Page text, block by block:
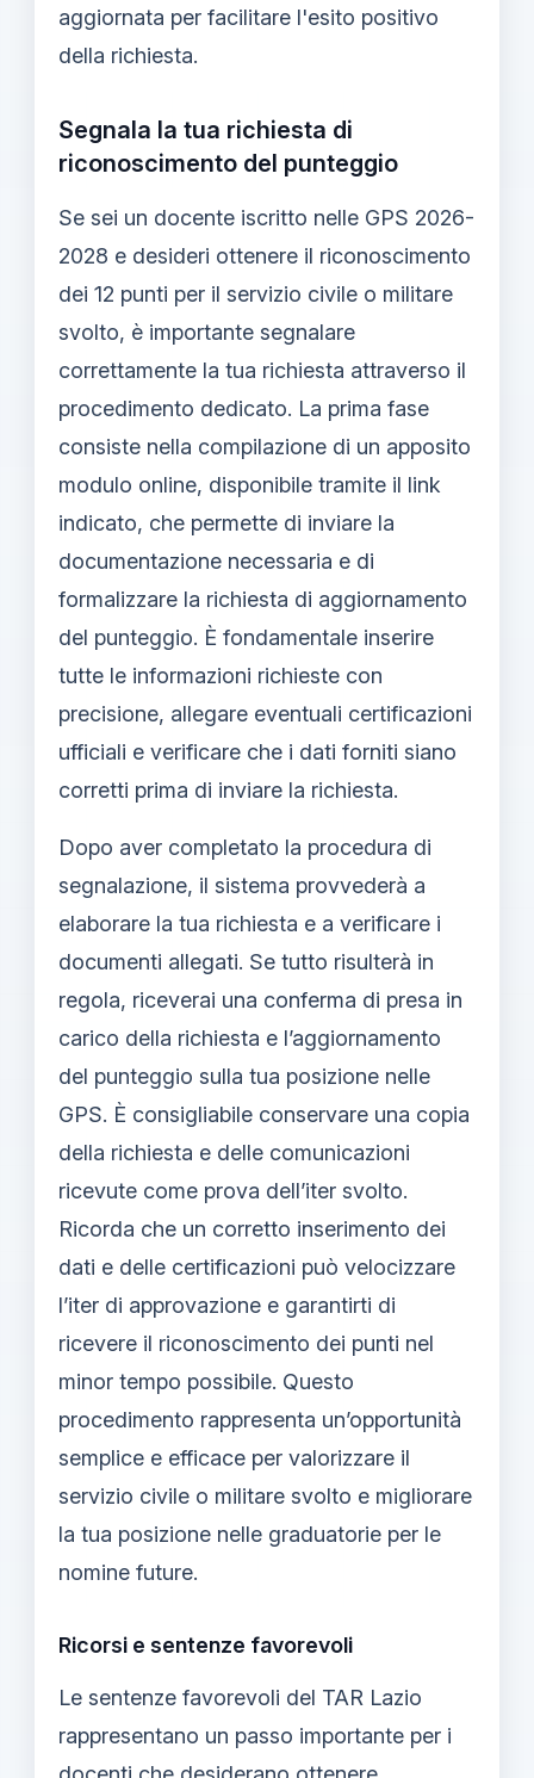
aggiornata per facilitare l'esito positivo
della richiesta.
Segnala la tua richiesta di
riconoscimento del punteggio
Se sei un docente iscritto nelle GPS 2026-
2028 e desideri ottenere il riconoscimento
dei 12 punti per il servizio civile o militare
svolto, è importante segnalare
correttamente la tua richiesta attraverso il
procedimento dedicato. La prima fase
consiste nella compilazione di un apposito
modulo online, disponibile tramite il link
indicato, che permette di inviare la
documentazione necessaria e di
formalizzare la richiesta di aggiornamento
del punteggio. È fondamentale inserire
tutte le informazioni richieste con
precisione, allegare eventuali certificazioni
ufficiali e verificare che i dati forniti siano
corretti prima di inviare la richiesta.
Dopo aver completato la procedura di
segnalazione, il sistema provvederà a
elaborare la tua richiesta e a verificare i
documenti allegati. Se tutto risulterà in
regola, riceverai una conferma di presa in
carico della richiesta e l’aggiornamento
del punteggio sulla tua posizione nelle
GPS. È consigliabile conservare una copia
della richiesta e delle comunicazioni
ricevute come prova dell’iter svolto.
Ricorda che un corretto inserimento dei
dati e delle certificazioni può velocizzare
l’iter di approvazione e garantirti di
ricevere il riconoscimento dei punti nel
minor tempo possibile. Questo
procedimento rappresenta un’opportunità
semplice e efficace per valorizzare il
servizio civile o militare svolto e migliorare
la tua posizione nelle graduatorie per le
nomine future.
Ricorsi e sentenze favorevoli
Le sentenze favorevoli del TAR Lazio
rappresentano un passo importante per i